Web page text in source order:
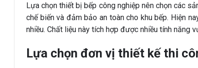
Lựa chọn thiết bị bếp công nghiệp nên chọn các
chế biến và đảm bảo an toàn cho khu bếp. Hiện
nhiều. Chất liệu này tích hợp được nhiều tính năng
Lựa chọn đơn vị thiết kế thi